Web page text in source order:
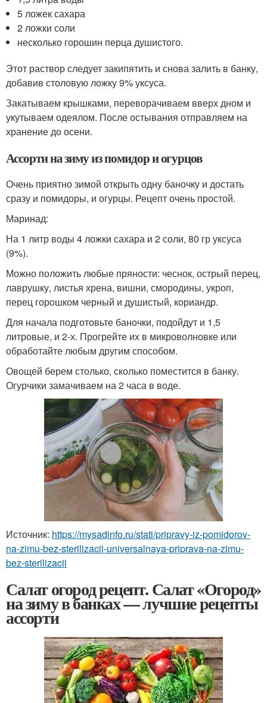
5 ложек сахара
2 ложки соли
несколько горошин перца душистого.
Этот раствор следует закипятить и снова залить в банку,
добавив столовую ложку 9% уксуса.
Закатываем крышками, переворачиваем вверх дном и
укутываем одеялом. После остывания отправляем на
хранение до осени.
Ассорти на зиму из помидор и огурцов
Очень приятно зимой открыть одну баночку и достать
сразу и помидоры, и огурцы. Рецепт очень простой.
Маринад:
На 1 литр воды 4 ложки сахара и 2 соли, 80 гр уксуса
(9%).
Можно положить любые пряности: чеснок, острый перец,
лаврушку, листья хрена, вишни, смородины, укроп,
перец горошком черный и душистый, кориандр.
Для начала подготовьте баночки, подойдут и 1,5
литровые, и 2-х. Прогрейте их в микроволновке или
обработайте любым другим способом.
Овощей берем столько, сколько поместится в банку.
Огурчики замачиваем на 2 часа в воде.
Источник: https://mysadinfo.ru/stati/pripravy-iz-pomidorov-
na-zimu-bez-sterilizacii-universalnaya-priprava-na-zimu-
bez-sterilizacii
Салат огород рецепт. Салат «Огород»
на зиму в банках — лучшие рецепты
ассорти